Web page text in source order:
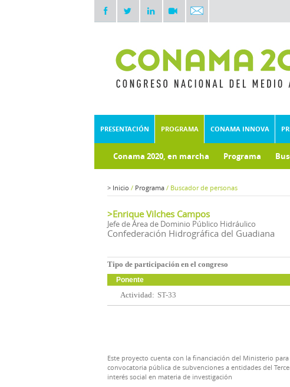
PRESENTACIÓN PROGRAMA CONAMA INNOVA
Conama 2020, en marcha Programa
> Inicio / Programa / Buscador de personas
>Enrique Vilches Campos
Jefe de Área de Dominio Público Hidráulico
Confederación Hidrográfica del Guadiana
Tipo de participación en el congreso
Ponente
Actividad: ST-33
Este proyecto cuenta con la financiación del Ministerio
convocatoria pública de subvenciones a entidades del
interés social en materia de investigación